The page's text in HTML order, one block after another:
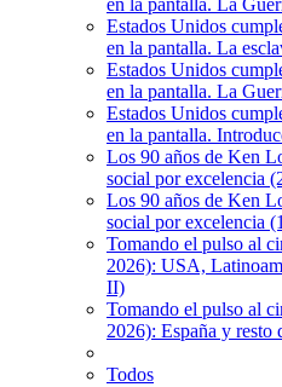
en la pantalla. La
Estados Unidos
en la pantalla. La
Estados Unidos
en la pantalla. La
Estados Unidos
en la pantalla.
Los 90 años de Ken
social por excelencia
Los 90 años de Ken
social por excelencia
Tomando el pulso al
2026): USA,
II)
Tomando el pulso al
2026): España y resto
Todos